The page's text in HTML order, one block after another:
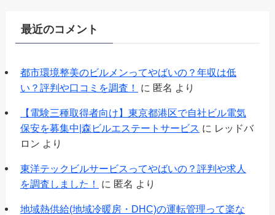
最近のコメント
都市環境整美のビルメンってやばいの？年収は低
い？評判や口コミを調査！
に 匿名 より
【電験三種取得者向け】東京都港区で自社ビル電気
保安を募集中|森ビルエステートサービス に レッドバ
ロン より
東洋テックビルサービスってやばいの？評判や求人
を調査しました！
に 匿名 より
地域熱供給(地域冷暖房・DHC)の運転管理って楽な